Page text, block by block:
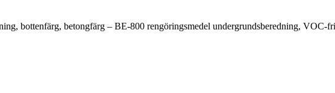
bottenfärg, betongfärg – BE-800 rengöringsmedel undergrundsberedning, VOC-fri